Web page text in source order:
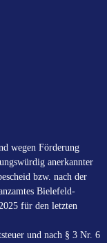
wegen Förderung
anerkannter
bzw. nach der
Bielefeld-
für den letzten
und nach § 3 Nr. 6